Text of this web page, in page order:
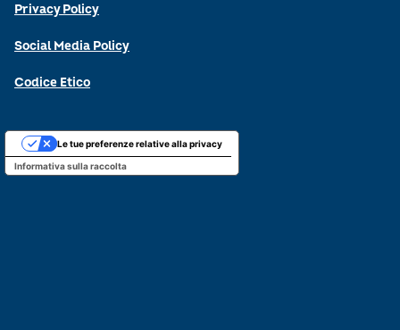
Privacy Policy
Social Media Policy
Codice Etico
Informativa sulla raccolta
Le tue preferenze relative alla privacy